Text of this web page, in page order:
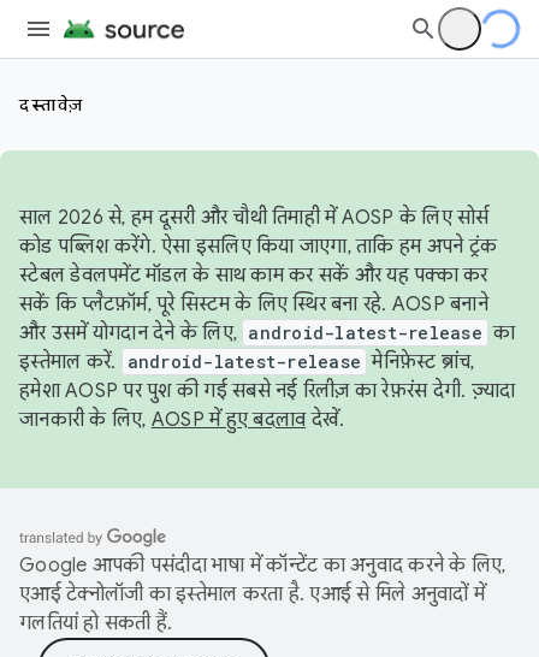
दस्तावेज़
साल 2026 से, हम दूसरी और चौथी तिमाही में AOSP के लिए सोर्स
कोड पब्लिश करेंगे. ऐसा इसलिए किया जाएगा, ताकि हम अपने ट्रंक
स्टेबल डेवलपमेंट मॉडल के साथ काम कर सकें और यह पक्का कर
सकें कि प्लैटफ़ॉर्म, पूरे सिस्टम के लिए स्थिर बना रहे. AOSP बनाने
और उसमें योगदान देने के लिए, android-latest-release का
इस्तेमाल करें.
android-latest-release मेनिफ़ेस्ट ब्रांच,
हमेशा AOSP पर पुश की गई सबसे नई रिलीज़ का रेफ़रंस देगी. ज़्यादा
जानकारी के लिए, AOSP में हुए बदलावदेखें.
Google आपकी पसंदीदा भाषा में कॉन्टेंट का अनुवाद करने के लिए,
एआई टेक्नोलॉजी का इस्तेमाल करता है. एआई से मिले अनुवादों में
गलतियां हो सकती हैं.